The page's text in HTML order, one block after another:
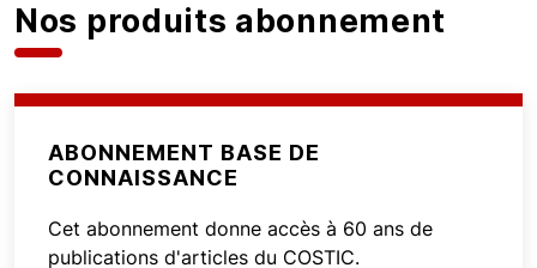
Nos produits abonnement
ABONNEMENT BASE DE
CONNAISSANCE
Cet abonnement donne accès à 60 ans de
publications d'articles du COSTIC.